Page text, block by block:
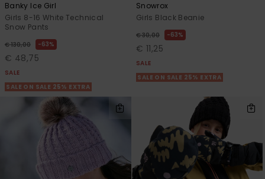
Banky Ice Girl
Girls 8-16 White Technical
Snow Pants
€ 130,00 63%
€ 48,75
SALE
SALE ON SALE 25% EXTRA
Snowrox
Girls Black Beanie
€ 30,00 63%
€ 11,25
SALE
SALE ON SALE 25% EXTRA